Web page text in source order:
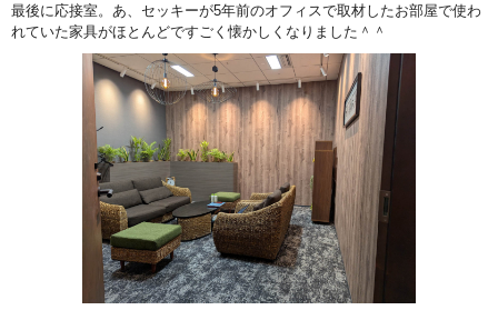
最後に応接室。あ、セッキーが5年前のオフィスで取材したお部屋で使わ
れていた家具がほとんどですごく懐かしくなりました＾＾